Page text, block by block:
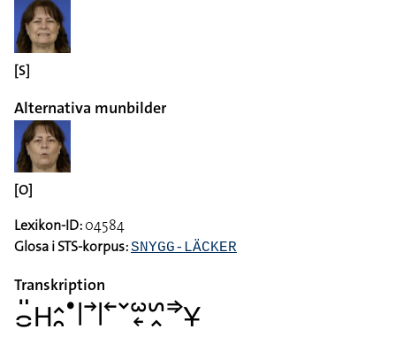
[S]
Alternativa munbilder
[O]
Lexikon-ID:04584
Glosa i STS-korpus:SNYGG-LÄCKER
Transkription
􌤌􌤺􌤲􌤵􌥘􌤟􌥼􌥣􌥼􌥢􌥧􌥱􌦈􌥲􌥿􌦆􌥃